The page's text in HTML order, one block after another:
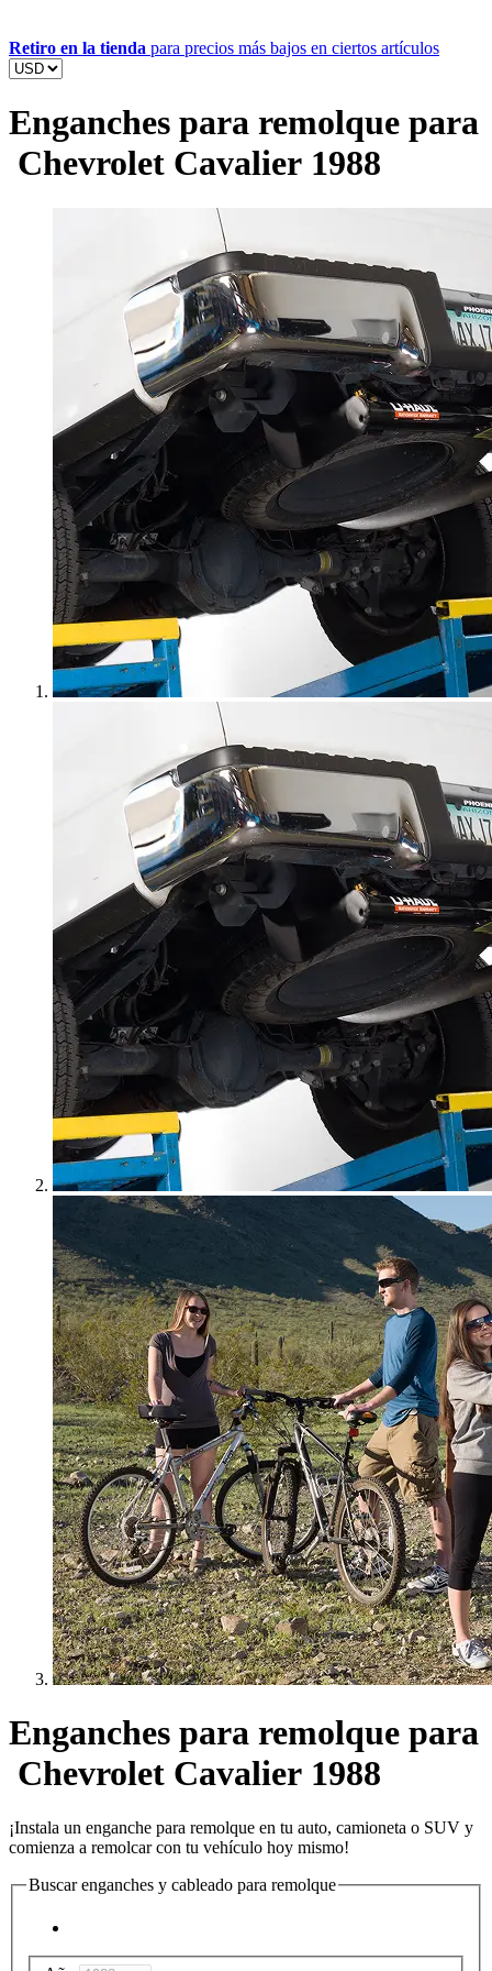
Retiro en la tienda para precios más bajos en ciertos artículos
Enganches para remolque para
Chevrolet Cavalier 1988
Enganches para remolque para
Chevrolet Cavalier 1988
¡Instala un enganche para remolque en tu auto, camioneta o SUV y
comienza a remolcar con tu vehículo hoy mismo!
Buscar enganches y cableado para remolque